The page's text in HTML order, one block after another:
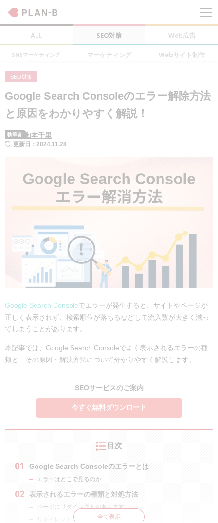
ALL SEO対策 Web広告
SNSマーケティング マーケティング Webサイト制作
SEO対策
Google Search Consoleのエラー解除方法
と原因をわかりやすく解説！
執筆者 山本千里
更新日：2024.11.28
Google Search Consoleでエラーが発生すると、サイトやページが
正しく表示されず、検索順位が落ちるなどして流入数が大きく減っ
てしまうことがあります。
本記事では、Google Search Consoleでよく表示されるエラーの種
類と、その原因・解決方法について分かりやすく解説します。
SEOサービスのご案内
今すぐ無料ダウンロード
目次
Google Search Consoleのエラーとは
エラーはどこで見るのか
表示されるエラーの種類と対処方法
ページにリダイレクトがあります
リダイレクトエラー
全て表示